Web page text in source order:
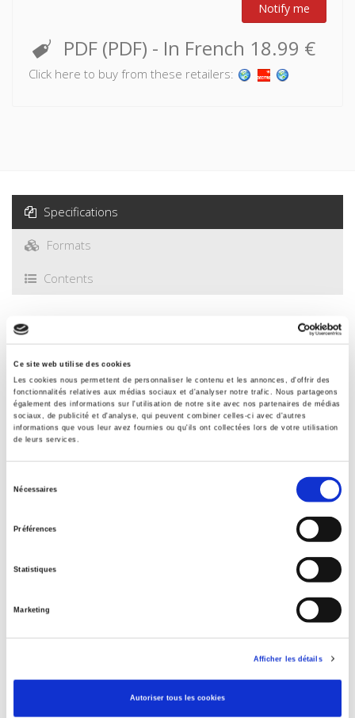
Ce site web utilise des cookies
Les cookies nous permettent de personnaliser le contenu et les annonces, d'offrir des
fonctionnalités relatives aux médias sociaux et d'analyser notre trafic. Nous partageons
également des informations sur l'utilisation de notre site avec nos partenaires de médias
sociaux, de publicité et d'analyse, qui peuvent combiner celles-ci avec d'autres
informations que vous leur avez fournies ou qu'ils ont collectées lors de votre utilisation
de leurs services.
Nécessaires
Préférences
Statistiques
Marketing
Afficher les détails
Autoriser tous les cookies
Notify me
PDF (PDF) - In French 18.99 €
Click here to buy from these retailers:
Specifications
Formats
Contents
Specifications
Publisher
Presses de Sciences Po
Author
Olivier Carré
Collection
French
POL000000 POLITICAL SCIENCE
06 Professional and scholarly
Presses de Sciences Po